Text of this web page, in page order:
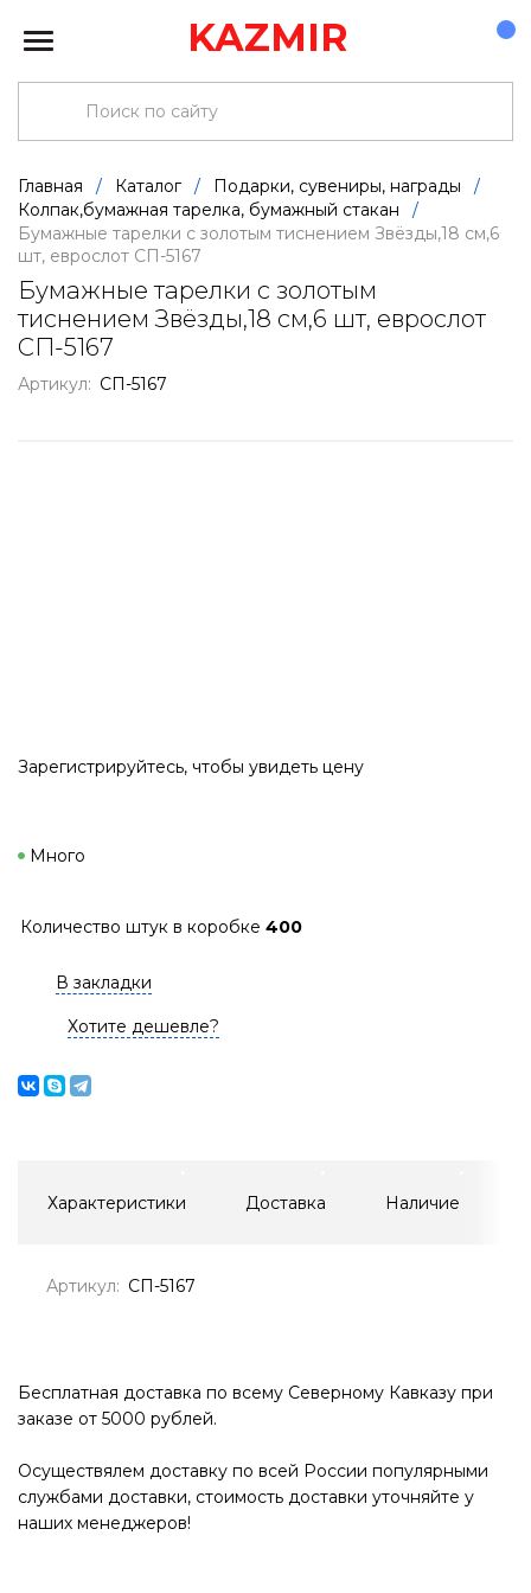
KAZMIR
Главная / Каталог / Подарки, сувениры, награды
/
Колпак,бумажная тарелка, бумажный стакан
/
Бумажные тарелки с золотым тиснением Звёзды,18 см,6
шт, еврослот СП-5167
Бумажные тарелки с золотым
тиснением Звёзды,18 см,6 шт, еврослот
СП-5167
Артикул: СП-5167
Зарегистрируйтесь, чтобы увидеть цену
Много
Количество штук в коробке 400
В закладки
Хотите дешевле?
Характеристики Доставка Наличие
Артикул: СП-5167
Бесплатная доставка по всему Северному Кавказу при
заказе от 5000 рублей.
Осуществялем доставку по всей России популярными
службами доставки, стоимость доставки уточняйте у
наших менеджеров!